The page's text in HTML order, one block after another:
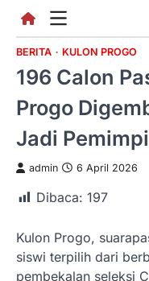
content
BERITA KULON PROGO
196 Calon
Progo
Jadi
admin 6 April 2026
Dibaca: 197
Kulon Progo,
siswi terpilih dari
pembekalan seleksi